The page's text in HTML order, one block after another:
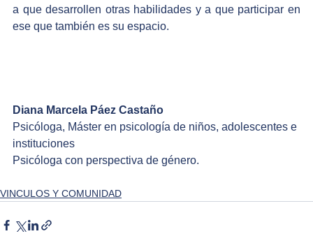
a que desarrollen otras habilidades y a que participar en
ese que también es su espacio.
Diana Marcela Páez Castaño
Psicóloga, Máster en psicología de niños, adolescentes e
instituciones
Psicóloga con perspectiva de género.
VINCULOS Y COMUNIDAD